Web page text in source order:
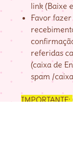
link (Baixe
Favor
referidas
(caixa de
spam /
IMPORTANTE: